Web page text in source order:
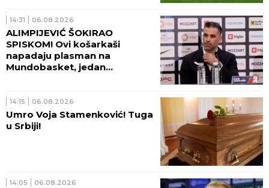
14:31 06.08.2026
ALIMPIJEVIĆ ŠOKIRAO
SPISKOM! Ovi košarkaši
napadaju plasman na
Mundobasket, jedan
14:15 06.08.2026
Umro Voja Stamenković! Tuga
u Srbiji!
14:05 06.08.2026